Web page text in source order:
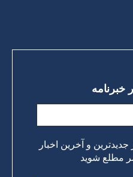
و آخرین اخبار
مطلع شوید